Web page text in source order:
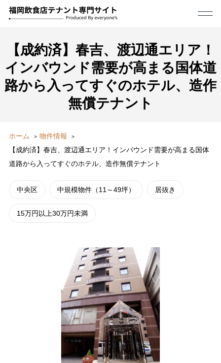
【成約済】春吉、渡辺通エリア！
インバウンド需要が高まる国体道
路から入ってすぐのホテル、造作
無償テナント
ホーム
物件情報
【成約済】春吉、渡辺通エリア！インバウンド需要が高まる国体
道路から入ってすぐのホテル、造作無償テナント
中央区 中規模物件（11～49坪） 居抜き
15万円以上30万円未満